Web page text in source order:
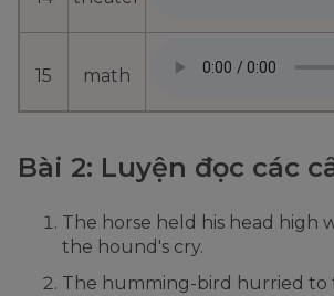
15 math
Bài 2: Luyện đọc các
The horse held his head high
the hound's cry.
The humming-bird hurried to